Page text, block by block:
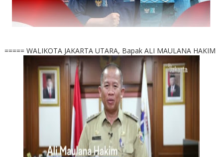
===== WALIKOTA JAKARTA UTARA, Bapak ALI MAULANA HAKIM